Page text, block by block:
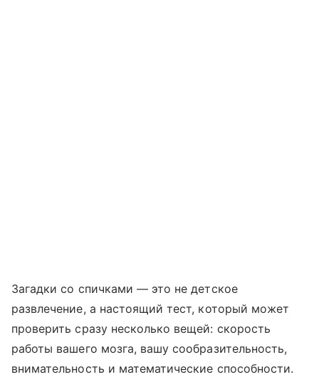
Загадки со спичками — это не детское
развлечение, а настоящий тест, который может
проверить сразу несколько вещей: скорость
работы вашего мозга, вашу сообразительность,
внимательность и математические способности.